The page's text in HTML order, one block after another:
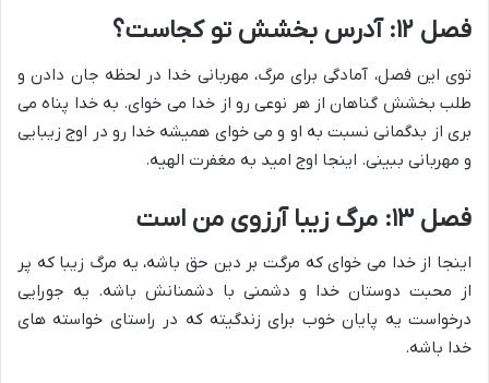
فصل ۱۲: آدرس بخشش تو کجاست؟
توی این فصل، آمادگی برای مرگ، مهربانی خدا در لحظه جان دادن و
طلب بخشش گناهان از هر نوعی رو از خدا می خوای. به خدا پناه می
بری از بدگمانی نسبت به او و می خوای همیشه خدا رو در اوج زیبایی
و مهربانی ببینی. اینجا اوج امید به مغفرت الهیه.
فصل ۱۳: مرگ زیبا آرزوی من است
اینجا از خدا می خوای که مرگت بر دین حق باشه، یه مرگ زیبا که پر
از محبت دوستان خدا و دشمنی با دشمنانش باشه. یه جورایی
درخواست یه پایان خوب برای زندگیته که در راستای خواسته های
خدا باشه.